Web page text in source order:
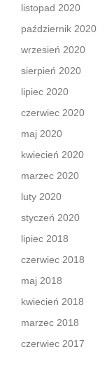
listopad 2020
październik 2020
wrzesień 2020
sierpień 2020
lipiec 2020
czerwiec 2020
maj 2020
kwiecień 2020
marzec 2020
luty 2020
styczeń 2020
lipiec 2018
czerwiec 2018
maj 2018
kwiecień 2018
marzec 2018
czerwiec 2017